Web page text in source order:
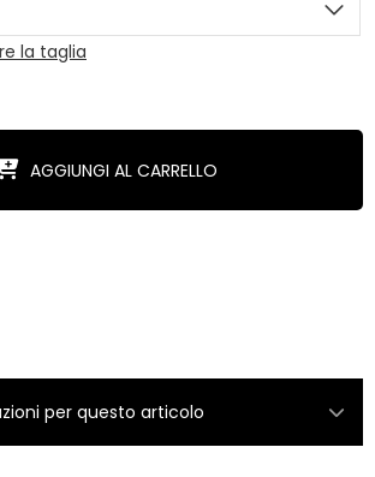
la taglia
AGGIUNGI AL CARRELLO
per questo articolo